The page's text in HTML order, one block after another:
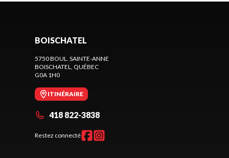
BOISCHATEL
5750 BOUL. SAINTE-ANNE
BOISCHATEL, QUÉBEC
G0A 1H0
ITINÉRAIRE
418 822-3838
Restez connecté